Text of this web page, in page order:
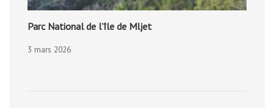
Parc National de l’île de Mljet
3 mars 2026